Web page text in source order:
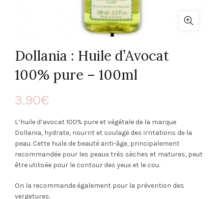
Dollania : Huile d’Avocat
100% pure – 100ml
3.90€
L’huile d’avocat 100% pure et végétale de la marque
Dollania, hydrate, nourrit et soulage des irritations de la
peau. Cette huile de beauté anti-âge, principalement
recommandée pour les peaux très sèches et matures, peut
être utilisée pour le contour des yeux et le cou.
On la recommande également pour la prévention des
vergetures.